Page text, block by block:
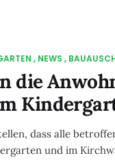
NEWS
die
dass alle
und im